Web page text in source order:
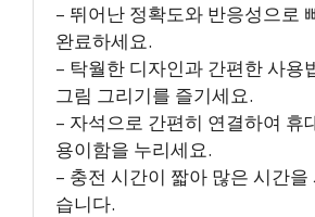
– 뛰어난 정확도와 반응성으로
완료하세요.
– 탁월한 디자인과 간편한 사용
그림 그리기를 즐기세요.
– 자석으로 간편히 연결하여 휴
용이함을 누리세요.
– 충전 시간이 짧아 많은 시간을
습니다.